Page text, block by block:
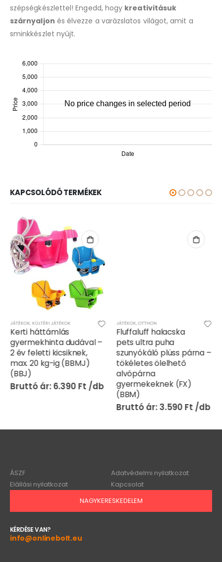
szépségkészlettel! Engedd, hogy kreativitásuk
szárnyaljon és élvezze a varázslatos világot, amit a
sminkkészlet nyújt.
KAPCSOLÓDÓ TERMÉKEK
JÁTÉKOK, KÜLTÉRI JÁTÉKOK
Kerti háttámlás
gyermekhinta dudával –
2 év feletti kicsiknek,
max. 20 kg-ig (BBMJ)
(BBJ)
6.390 Ft
JÁTÉKOK,OTTHON
Fluffaluff halacska
pets ultra puha
szunyókáló plüss párna –
tökéletes ölelhető
alvópárna
gyermekeknek (FX)
(BBM)
3.590 Ft
ÁSZF
Adatvédelmi nyilatkozat
Elállási nyilatkozat
Kapcsolat
NAGYKERESKEDELEM
KÉRDÉSE VAN?
info@onlinebolt.eu